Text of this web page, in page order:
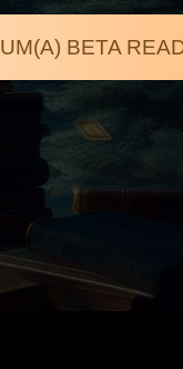
UM(A) BETA